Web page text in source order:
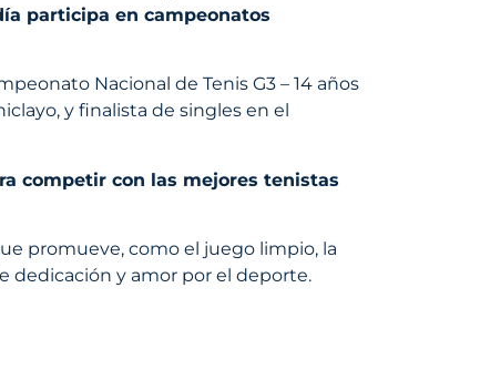
participa en campeonatos
Nacional de Tenis G3 – 14 años
y finalista de singles en el
competir con las mejores tenistas
promueve, como el juego limpio, la
dedicación y amor por el deporte.